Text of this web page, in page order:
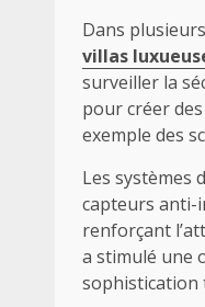
Dans
villas
surveiller la
pour créer
exemple des
Les systèmes
capteurs anti-
renforçant
a stimulé une
sophistication